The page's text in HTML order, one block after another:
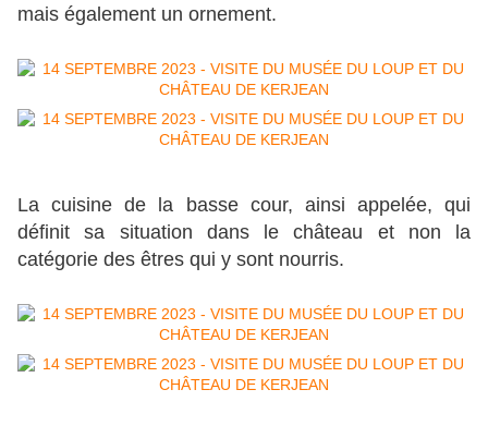
mais également un ornement.
La cuisine de la basse cour, ainsi appelée, qui
définit sa situation dans le château et non la
catégorie des êtres qui y sont nourris.